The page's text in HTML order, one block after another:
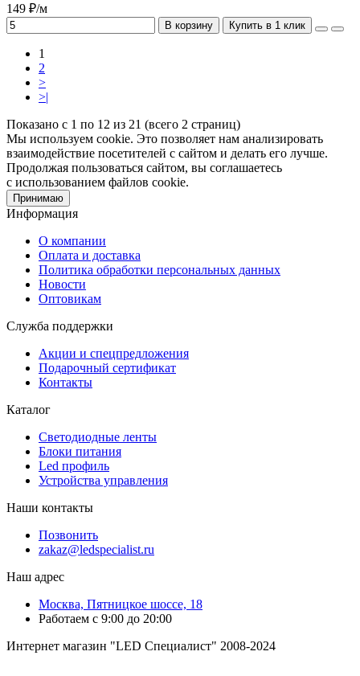
149 ₽/м
В корзину Купить в 1 клик
1
2
>
>|
Показано с 1 по 12 из 21 (всего 2 страниц)
Мы используем cookie. Это позволяет нам анализировать
взаимодействие посетителей с сайтом и делать его лучше.
Продолжая пользоваться сайтом, вы соглашаетесь
с использованием файлов cookie.
Принимаю
Информация
О компании
Оплата и доставка
Политика обработки персональных данных
Новости
Оптовикам
Служба поддержки
Акции и спецпредложения
Подарочный сертификат
Контакты
Каталог
Светодиодные ленты
Блоки питания
Led профиль
Устройства управления
Наши контакты
Позвонить
zakaz@ledspecialist.ru
Наш адрес
Москва, Пятницкое шоссе, 18
Работаем с 9:00 до 20:00
Интернет магазин "LED Специалист" 2008-2024